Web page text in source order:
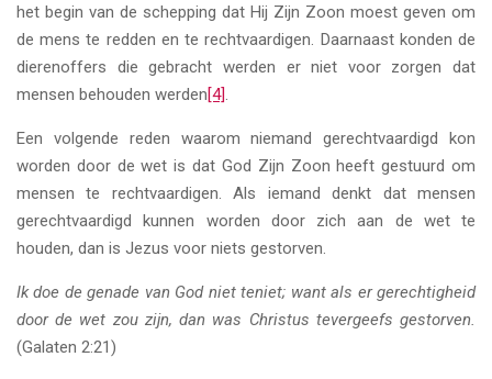
het begin van de schepping dat Hij Zijn Zoon moest geven om
de mens te redden en te rechtvaardigen. Daarnaast konden de
dierenoffers die gebracht werden er niet voor zorgen dat
mensen behouden werden[4].
Een volgende reden waarom niemand gerechtvaardigd kon
worden door de wet is dat God Zijn Zoon heeft gestuurd om
mensen te rechtvaardigen. Als iemand denkt dat mensen
gerechtvaardigd kunnen worden door zich aan de wet te
houden, dan is Jezus voor niets gestorven.
Ik doe de genade van God niet teniet; want als er gerechtigheid
door de wet zou zijn, dan was Christus tevergeefs gestorven.
(Galaten 2:21)